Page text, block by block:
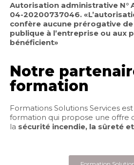
Autorisation administrative N°
04-20200737046.
confère aucune prérogative
publique à l’entreprise ou aux
bénéficient»
Notre
formation
Formations Solutions Services
formation qui propose une offre
la sécurité incendie, la sûreté